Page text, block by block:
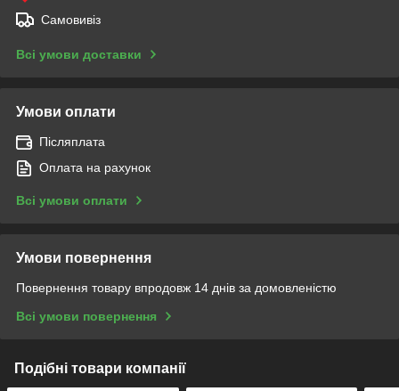
Самовивіз
Всі умови доставки
Умови оплати
Післяплата
Оплата на рахунок
Всі умови оплати
Умови повернення
Повернення товару впродовж 14 днів за домовленістю
Всі умови повернення
Подібні товари компанії